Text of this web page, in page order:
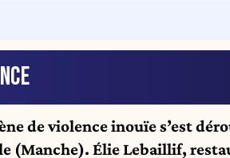
de violence inouïe s’est
(Manche). Élie Lebaillif,